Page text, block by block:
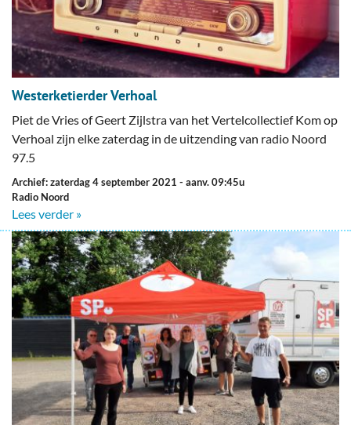
Westerketierder Verhoal
Piet de Vries of Geert Zijlstra van het Vertelcollectief Kom op
Verhoal zijn elke zaterdag in de uitzending van radio Noord
97.5
Archief: zaterdag 4 september 2021 - aanv. 09:45u
Radio Noord
Lees verder »